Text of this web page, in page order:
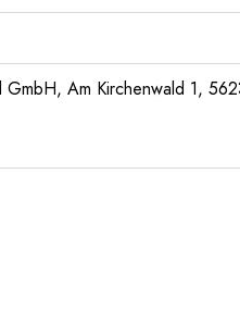
GmbH, Am Kirchenwald 1,